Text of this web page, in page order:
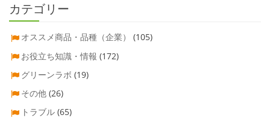
カテゴリー
オススメ商品・品種（企業）
(105)
お役立ち知識・情報 (172)
グリーンラボ (19)
その他 (26)
トラブル (65)